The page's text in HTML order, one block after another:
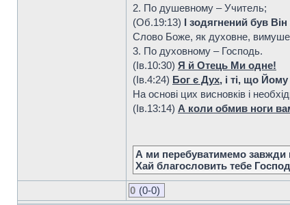
2. По душевному – Учитель;
(Об.19:13) І зодягнений був
Слово Боже, як духовне,
3. По духовному – Господь.
(Ів.10:30) Я й Отець Ми одне!
(Ів.4:24) Бог є Дух, і ті, що
На основі цих висновків і
(Ів.13:14) А коли обмив ноги
А ми перебуватимемо завжди
Хай благословить тебе
0 (0-0)